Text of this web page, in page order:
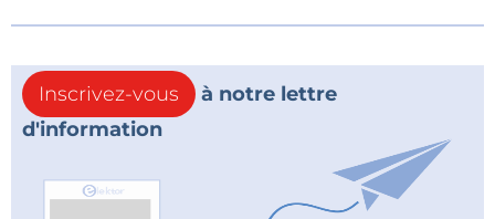
Inscrivez-vous
à notre lettre
d'information